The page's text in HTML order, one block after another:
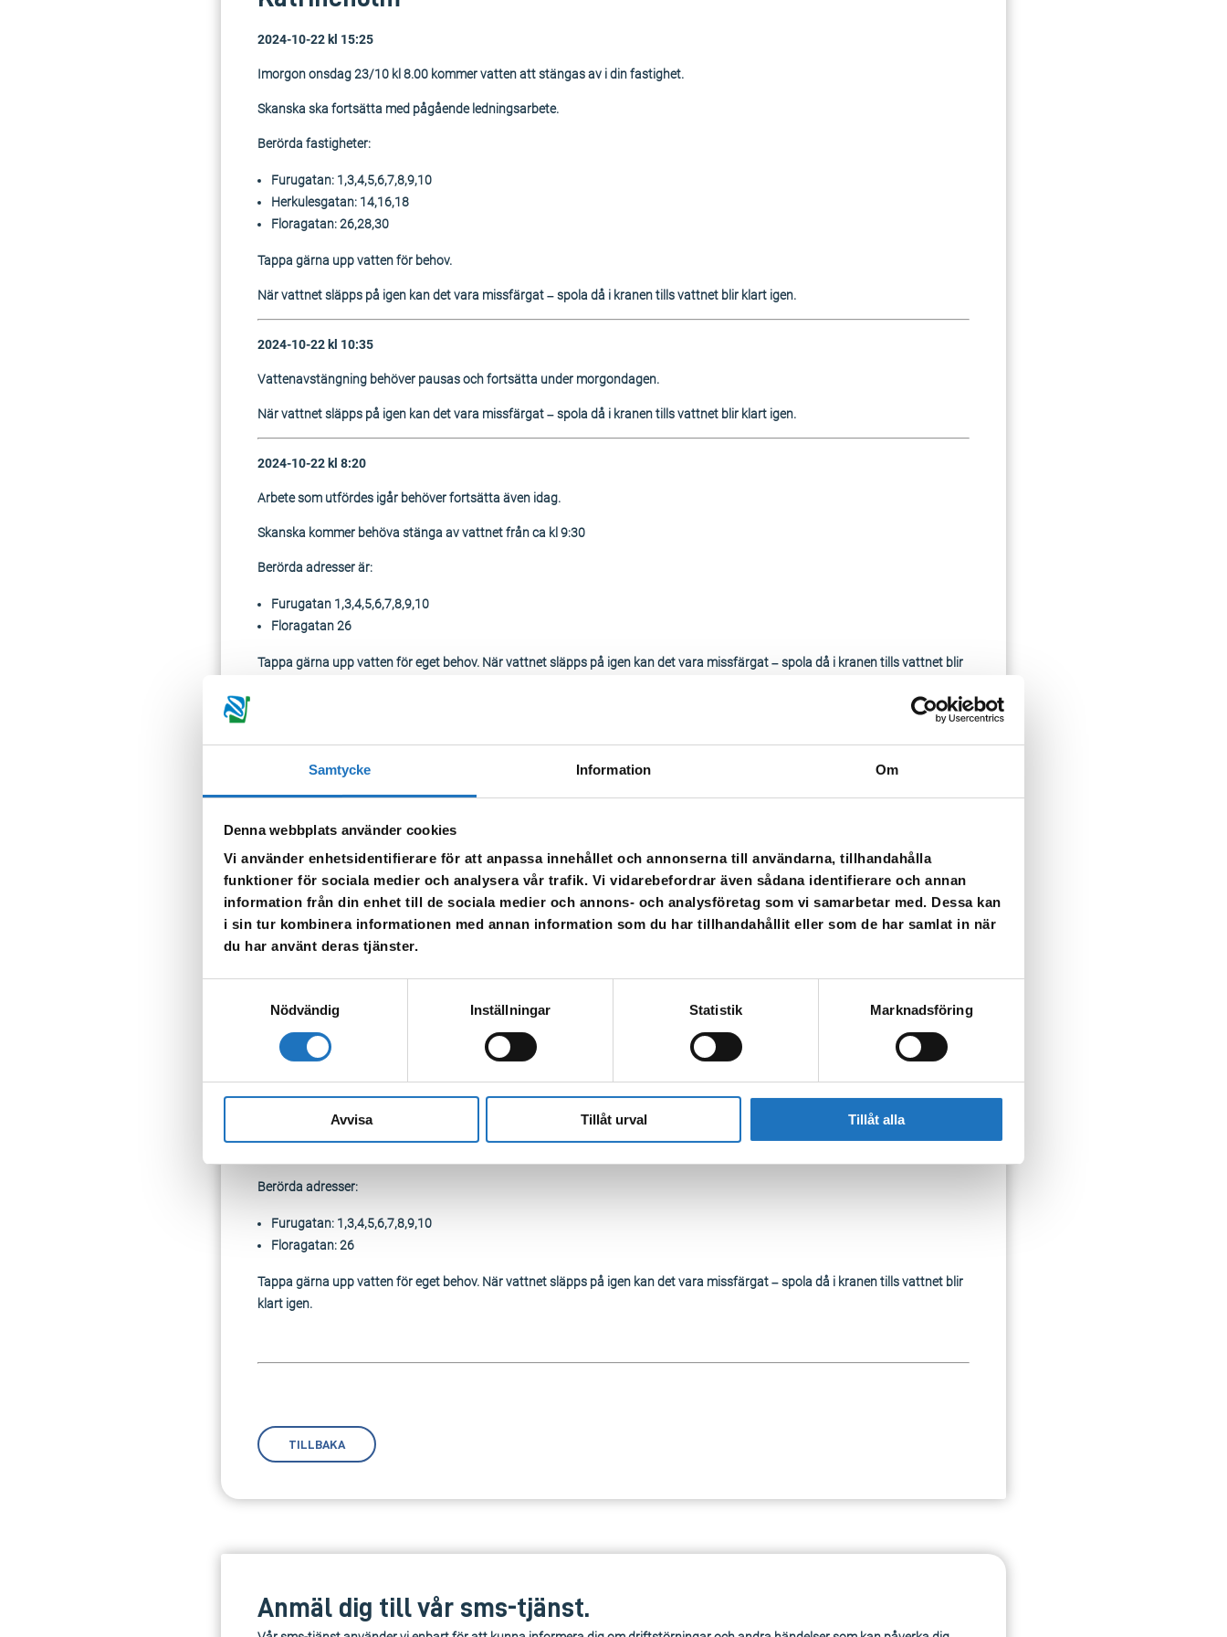
Samtycke Information Om
Denna webbplats använder cookies
Vi använder enhetsidentifierare för att anpassa innehållet och annonserna till användarna, tillhandahålla
funktioner för sociala medier och analysera vår trafik. Vi vidarebefordrar även sådana identifierare och annan
information från din enhet till de sociala medier och annons- och analysföretag som vi samarbetar med. Dessa kan
i sin tur kombinera informationen med annan information som du har tillhandahållit eller som de har samlat in när
du har använt deras tjänster.
Nödvändig
Inställningar Statistik Marknadsföring
Avvisa Tillåt urval Tillåt alla
2024-10-22 kl 15:25
Imorgon onsdag 23/10 kl 8.00 kommer vatten att stängas av i din fastighet.
Skanska ska fortsätta med pågående ledningsarbete.
Berörda fastigheter:
Furugatan: 1,3,4,5,6,7,8,9,10
Herkulesgatan: 14,16,18
Floragatan: 26,28,30
Tappa gärna upp vatten för behov.
När vattnet släpps på igen kan det vara missfärgat – spola då i kranen tills vattnet blir klart igen.
2024-10-22 kl 10:35
Vattenavstängning behöver pausas och fortsätta under morgondagen.
När vattnet släpps på igen kan det vara missfärgat – spola då i kranen tills vattnet blir klart igen.
2024-10-22 kl 8:20
Arbete som utfördes igår behöver fortsätta även idag.
Skanska kommer behöva stänga av vattnet från ca kl 9:30
Berörda adresser är:
Furugatan 1,3,4,5,6,7,8,9,10
Floragatan 26
Tappa gärna upp vatten för eget behov. När vattnet släpps på igen kan det vara missfärgat – spola då i kranen tills vattnet blir
Avstängning kan komma att utökas då Skanska behöver testa ventiler.
Nedan adresser kan även komma att bli berörda av underhållsarbetet.
Skanska kommer meddela de fastigheter som blir berörda
Hermesgatan
Almgatan
Sveavägen
Floragatan
Tappa gärna upp vatten för eget behov. När vattnet släpps på igen kan det vara missfärgat – spola då i kranen tills vattnet blir
2024-10-18 kl 09.40
Vattnet till din fastighet kommer att stängas av på måndag21/10kl 8:00-14:00 på grund av underhållsarbete på ledningsnät.
Berörda adresser:
Furugatan: 1,3,4,5,6,7,8,9,10
Floragatan: 26
Tappa gärna upp vatten för eget behov. När vattnet släpps på igen kan det vara missfärgat – spola då i kranen tills vattnet blir
klart igen.
TILLBAKA
Anmäl dig till vår sms-tjänst.